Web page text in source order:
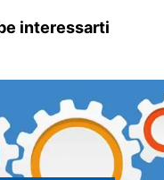
interessarti